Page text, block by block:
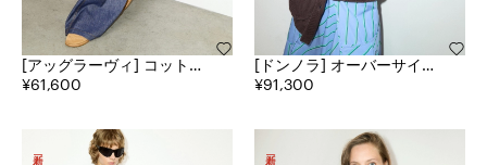
[アッグラーヴィ] コットン
アンド リネン デニム ジョ
¥61,600
[ドンノラ] オーバーサイズ
エンブロイダード カーディ
¥91,300